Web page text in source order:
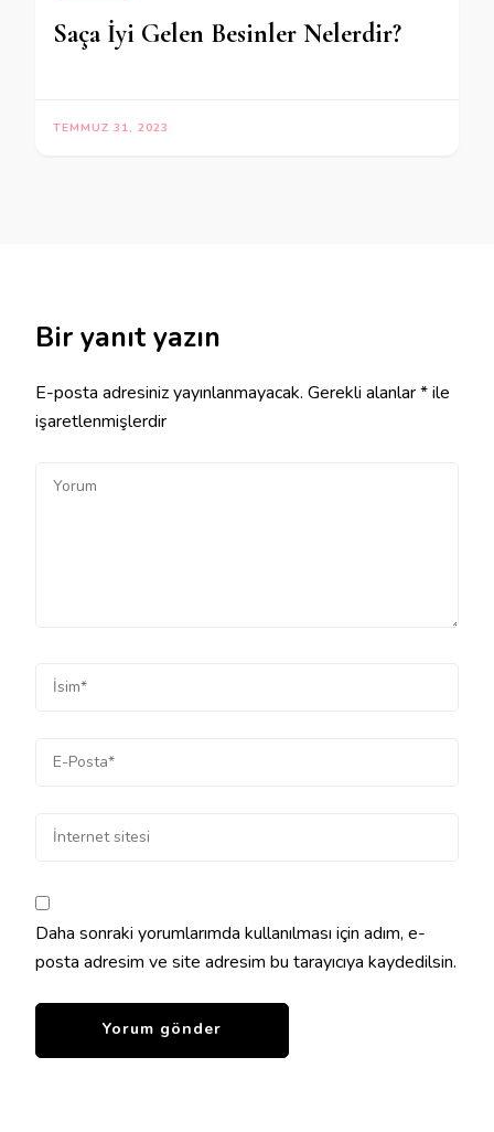
Saça İyi Gelen Besinler Nelerdir?
TEMMUZ 31, 2023
Bir yanıt yazın
E-posta adresiniz yayınlanmayacak. Gerekli alanlar*ile
işaretlenmişlerdir
Daha sonraki yorumlarımda kullanılması için adım, e-
posta adresim ve site adresim bu tarayıcıya kaydedilsin.